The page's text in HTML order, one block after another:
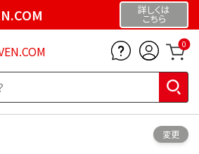
詳しくは
こちら
0
変更